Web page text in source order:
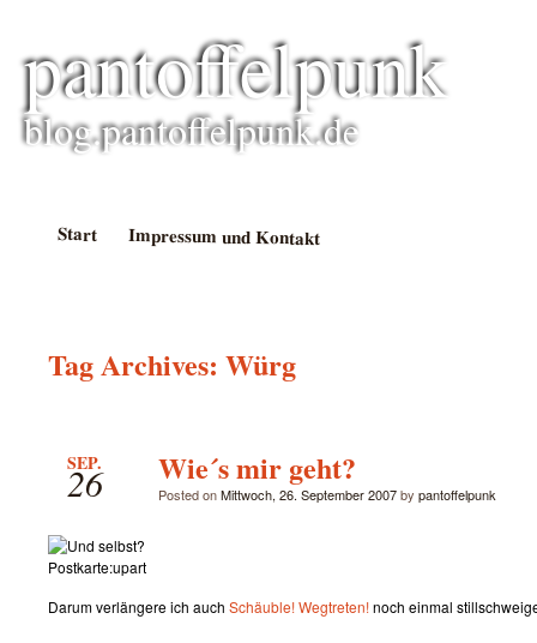
pantoffelpunk
blog.pantoffelpunk.de
Start Impressum und Kontakt
Tag Archives: Würg
SEP.
26 Wie´s mir geht?
Posted onMittwoch, 26. September 2007by pantoffelpunk
Postkarte:upart
Darum verlängere ich auch Schäuble! Wegtreten!noch einmal